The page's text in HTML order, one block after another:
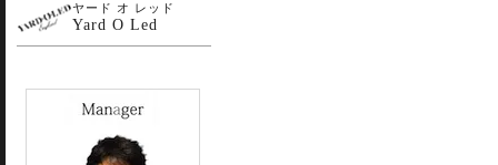
ヤード オ レッド
Yard O Led